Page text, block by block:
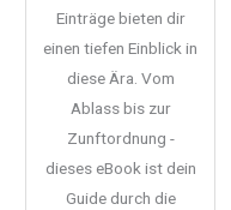
Einträge bieten dir
einen tiefen Einblick in
diese Ära. Vom
Ablass bis zur
Zunftordnung -
dieses eBook ist dein
Guide durch die